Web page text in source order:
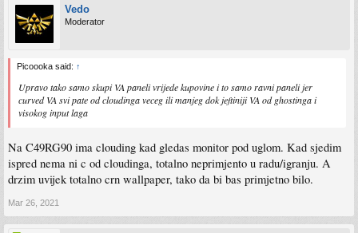
Vedo
Moderator
Picoooka said: ↑
Upravo tako samo skupi VA paneli vrijede kupovine i to samo ravni paneli jer
curved VA svi pate od cloudinga veceg ili manjeg dok jeftiniji VA od ghostinga i
visokog input laga
Na C49RG90 ima clouding kad gledas monitor pod uglom. Kad sjedim
ispred nema ni c od cloudinga, totalno neprimjento u radu/igranju. A
drzim uvijek totalno crn wallpaper, tako da bi bas primjetno bilo.
Mar 26, 2021